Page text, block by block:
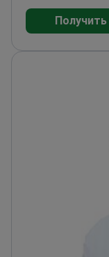
совета по
пациентов с
системы.
гастроскопию
(основной) и
клинический